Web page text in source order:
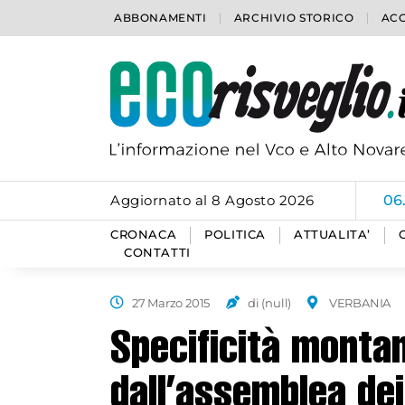
ABBONAMENTI ARCHIVIO STORICO
Aggiornato al 8 Agosto 2026
CRONACA POLITICA ATTUALITA’
CONTATTI
27 Marzo 2015 di (null) VERBANIA
Specificità